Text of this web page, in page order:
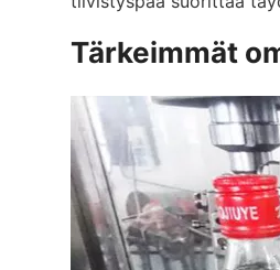
Tärkeimmät